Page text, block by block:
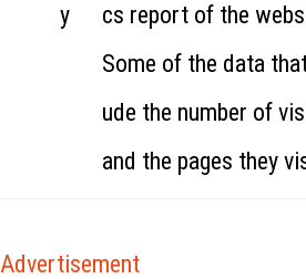
y
cs report of the
Some of the data
ude the number of
and the pages they
Advertisement